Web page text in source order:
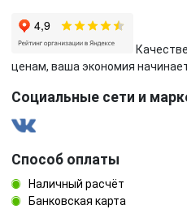
ценам, ваша экономия
Социальные сети и
Способ оплаты
Наличный расчёт
Банковская карта